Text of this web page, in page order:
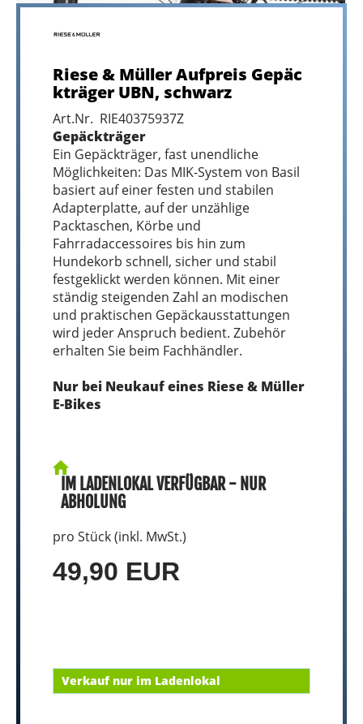
Riese & Müller Aufpreis Gepäc
kträger UBN, schwarz
Art.Nr. RIE40375937Z
Gepäckträger
Ein Gepäckträger, fast unendliche
Möglichkeiten: Das MIK-System von Basil
basiert auf einer festen und stabilen
Adapterplatte, auf der unzählige
Packtaschen, Körbe und
Fahrradaccessoires bis hin zum
Hundekorb schnell, sicher und stabil
festgeklickt werden können. Mit einer
ständig steigenden Zahl an modischen
und praktischen Gepäckausstattungen
wird jeder Anspruch bedient. Zubehör
erhalten Sie beim Fachhändler.
Nur bei Neukauf eines Riese & Müller
E-Bikes
IM LADENLOKAL VERFÜGBAR - NUR
ABHOLUNG
pro Stück (inkl. MwSt.)
49,90 EUR
Verkauf nur im Ladenlokal